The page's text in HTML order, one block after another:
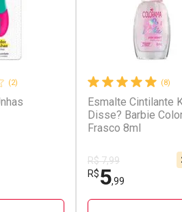
(2) (8)
Esmalte Cintilante
Disse? Barbie
Frasco 8ml
R$ 7,99
R$5,99